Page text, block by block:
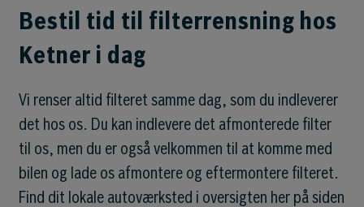
Bestil tid til filterrensning hos
Ketner i dag
Vi renser altid filteret samme dag, som du indleverer
det hos os. Du kan indlevere det afmonterede filter
til os, men du er også velkommen til at komme med
bilen og lade os afmontere og eftermontere filteret.
Find dit lokale autoværksted i oversigten her på siden